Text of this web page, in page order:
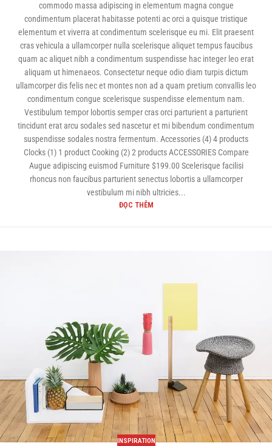
commodo massa adipiscing in elementum magna congue
condimentum placerat habitasse potenti ac orci a quisque tristique
elementum et viverra at condimentum scelerisque eu mi. Elit praesent
cras vehicula a ullamcorper nulla scelerisque aliquet tempus faucibus
quam ac aliquet nibh a condimentum suspendisse hac integer leo erat
aliquam ut himenaeos. Consectetur neque odio diam turpis dictum
ullamcorper dis felis nec et montes non ad a quam pretium convallis leo
condimentum congue scelerisque suspendisse elementum nam.
Vestibulum tempor lobortis semper cras orci parturient a parturient
tincidunt erat arcu sodales sed nascetur et mi bibendum condimentum
suspendisse sodales nostra fermentum. Accessories (4) 4 products
Clocks (1) 1 product Cooking (2) 2 products ACCESSORIES Compare
Augue adipiscing euismod Furniture $199.00 Scelerisque facilisi
rhoncus non faucibus parturient senectus lobortis a ullamcorper
vestibulum mi nibh ultricies...
ĐỌC THÊM
INSPIRATION